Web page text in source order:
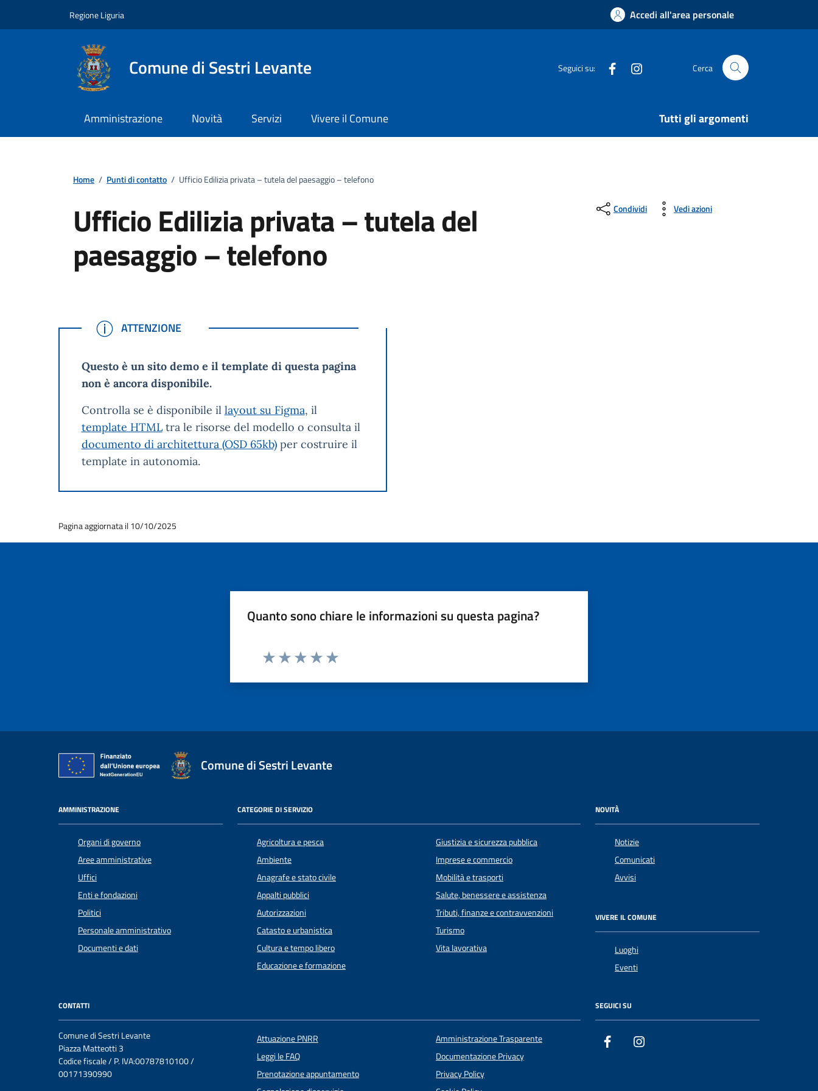
Regione Liguria Accedi all'area personale
Comune di Sestri Levante Seguici su: Facebook Cerca
Amministrazione Novità Servizi Vivere il Comune Tutti gli argomenti
Home / Punti di contatto / Ufficio Edilizia privata – tutela del paesaggio – telefono
Ufficio Edilizia privata – tutela del
paesaggio – telefono
Condividi Vedi azioni
ATTENZIONE
ATTENZIONE
Questo è un sito demo e il template di questa pagina
non è ancora disponibile.
Controlla se è disponibile il layout su Figma, il
template HTMLtra le risorse del modello o consulta il
documento di architettura (OSD 65kb)per costruire il
template in autonomia.
Pagina aggiornata il 10/10/2025
Quanto sono chiare le informazioni su questa pagina?
Comune di Sestri Levante
AMMINISTRAZIONE
Organi di governo
Aree amministrative
Uffici
Enti e fondazioni
Politici
Personale amministrativo
Documenti e dati
CATEGORIE DI SERVIZIO
Agricoltura e pesca
Ambiente
Anagrafe e stato civile
Appalti pubblici
Autorizzazioni
Catasto e urbanistica
Cultura e tempo libero
Educazione e formazione
Giustizia e sicurezza pubblica
Imprese e commercio
Mobilità e trasporti
Salute, benessere e assistenza
Tributi, finanze e contravvenzioni
Turismo
Vita lavorativa
NOVITÀ
Notizie
Comunicati
Avvisi
VIVERE IL COMUNE
Luoghi
Eventi
CONTATTI
Comune di Sestri Levante
Piazza Matteotti 3
Codice fiscale / P. IVA:00787810100 /
00171390990
Attuazione PNRR
Leggi le FAQ
Prenotazione appuntamento
Amministrazione Trasparente
Documentazione Privacy
Privacy Policy
SEGUICI SU
Facebook